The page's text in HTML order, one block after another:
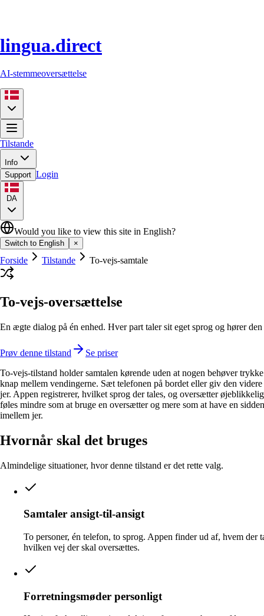
lingua.direct
AI-stemmeoversættelse
Tilstande
Info
Support Login
DA
Would you like to view this site in English?
Switch to English ×
Forside Tilstande To-vejs-samtale
To-vejs-oversættelse
En ægte dialog på én enhed. Hver part taler sit eget sprog og hører den
Prøv denne tilstand
Se priser
To-vejs-tilstand holder samtalen kørende uden at nogen behøver
knap mellem vendingerne. Sæt telefonen på bordet eller giv den
jer. Appen registrerer, hvilket sprog der tales, og oversætter
føles mindre som at bruge en oversætter og mere som at have en
imellem jer.
Hvornår skal det bruges
Almindelige situationer, hvor denne tilstand er det rette valg.
Samtaler ansigt-til-ansigt
To personer, én telefon, to sprog. Appen finder ud af, hvem der
hvilken vej der skal oversættes.
Forretningsmøder personligt